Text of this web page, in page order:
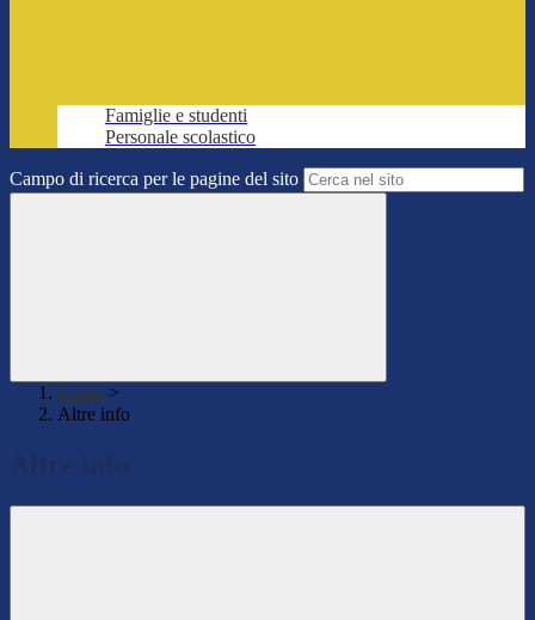
Famiglie e studenti
Personale scolastico
Campo di ricerca per le pagine del sito
Home >
Altre info
Altre info